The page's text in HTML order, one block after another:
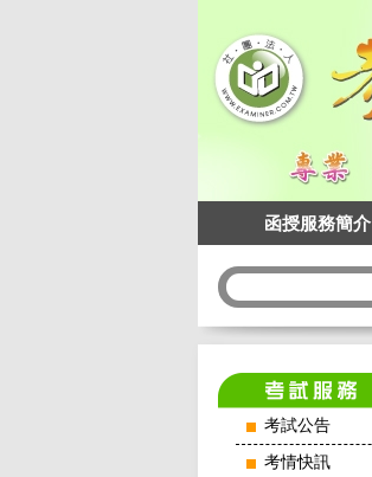
函授服務簡介
考試公告
考情快訊